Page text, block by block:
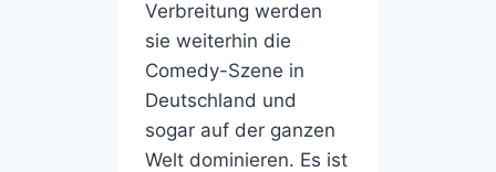
Verbreitung werden
sie weiterhin die
Comedy-Szene in
Deutschland und
sogar auf der ganzen
Welt dominieren. Es ist